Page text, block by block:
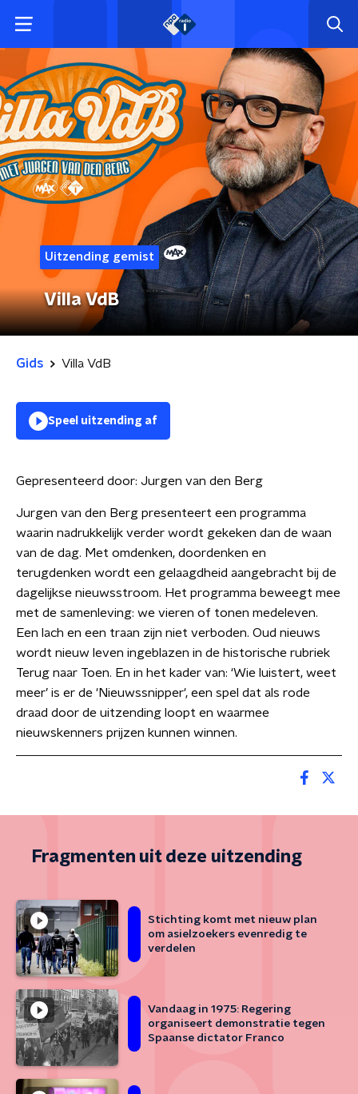
Uitzending gemist
Villa VdB
Gids Villa VdB
Speel uitzending af
Gepresenteerd door: Jurgen van den Berg
Jurgen van den Berg presenteert een programma
waarin nadrukkelijk verder wordt gekeken dan de waan
van de dag. Met omdenken, doordenken en
terugdenken wordt een gelaagdheid aangebracht bij de
dagelijkse nieuwsstroom. Het programma beweegt mee
met de samenleving: we vieren of tonen medeleven.
Een lach en een traan zijn niet verboden. Oud nieuws
wordt nieuw leven ingeblazen in de historische rubriek
Terug naar Toen. En in het kader van: ‘Wie luistert, weet
meer’ is er de 'Nieuwssnipper', een spel dat als rode
draad door de uitzending loopt en waarmee
nieuwskenners prijzen kunnen winnen.
Fragmenten uit deze uitzending
Stichting komt met nieuw plan
om asielzoekers evenredig te
verdelen
Vandaag in 1975: Regering
organiseert demonstratie tegen
Spaanse dictator Franco